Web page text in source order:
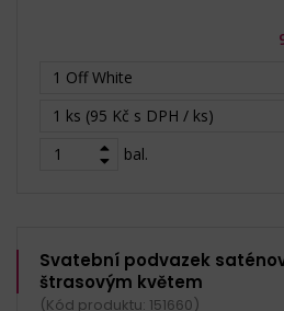
1 Off White
1 ks (95 Kč s DPH / ks)
bal.
Svatební podvazek
štrasovým květem
(Kód produktu: 151660)